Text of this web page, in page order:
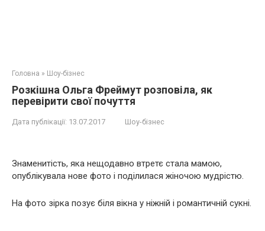
Головна » Шоу-бізнес
Розкішна Ольга Фреймут розповіла, як
перевірити свої почуття
Дата публікації: 13.07.2017 Шоу-бізнес
Знаменитість, яка нещодавно втретє стала мамою,
опублікувала нове фото і поділилася жіночою мудрістю.
На фото зірка позує біля вікна у ніжній і романтичній сукні.